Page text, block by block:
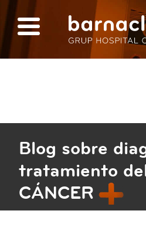
Blog sobre
tratamiento
CÁNCER